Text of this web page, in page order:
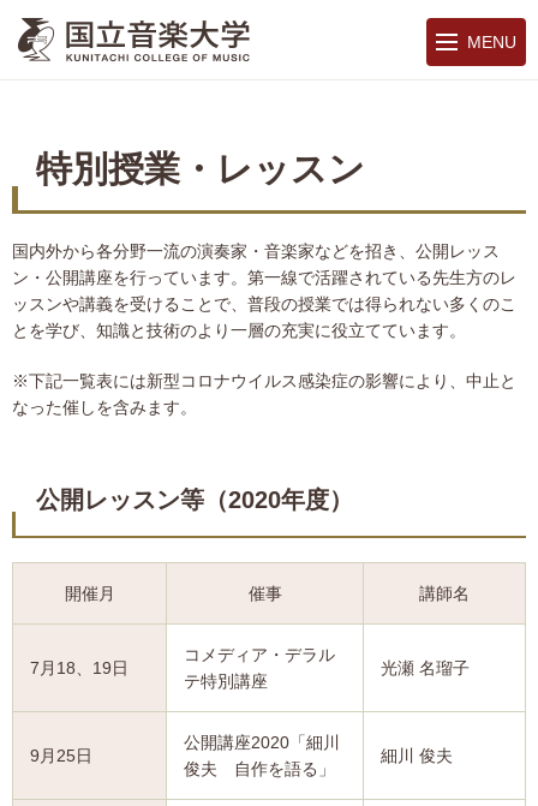
MENU
特別授業・レッスン
国内外から各分野一流の演奏家・音楽家などを招き、公開レッス
ン・公開講座を行っています。第一線で活躍されている先生方のレ
ッスンや講義を受けることで、普段の授業では得られない多くのこ
とを学び、知識と技術のより一層の充実に役立てています。
※下記一覧表には新型コロナウイルス感染症の影響により、中止と
なった催しを含みます。
公開レッスン等（2020年度）
開催月 催事 講師名
7月18、19日
コメディア・デラル
テ特別講座
光瀬 名瑠子
9月25日
公開講座2020「細川
俊夫 自作を語る」
細川 俊夫